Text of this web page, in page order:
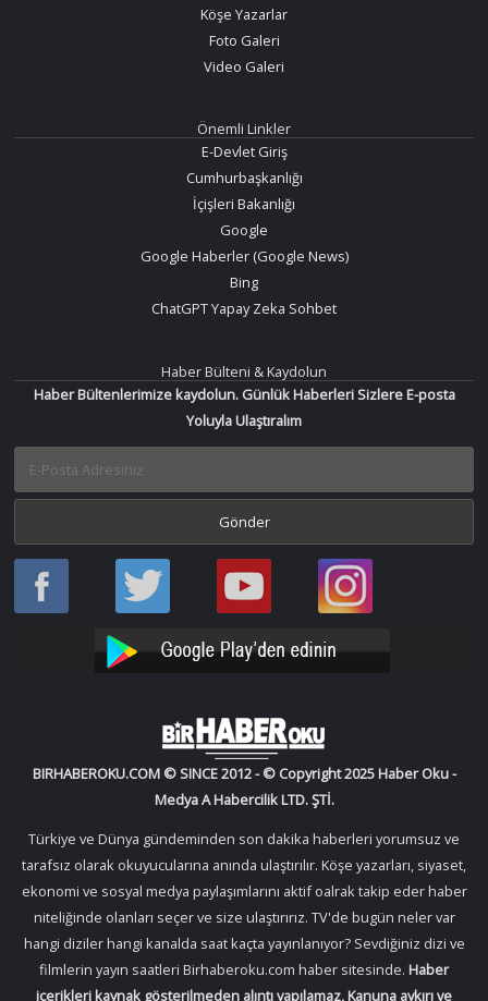
Köşe Yazarlar
Foto Galeri
Video Galeri
Önemli Linkler
E-Devlet Giriş
Cumhurbaşkanlığı
İçişleri Bakanlığı
Google
Google Haberler (Google News)
Bing
ChatGPT Yapay Zeka Sohbet
Haber Bülteni & Kaydolun
Haber Bültenlerimize kaydolun. Günlük Haberleri Sizlere E-posta
Yoluyla Ulaştıralım
Haber
Oku
Haber
Oku
Bir
Haber
YouTube
Bir
Haber
Instagram
BIRHABEROKU.COM © SINCE 2012 - © Copyright 2025 Haber Oku -
Medya A Habercilik LTD. ŞTİ.
Türkiye ve Dünya gündeminden son dakika haberleri yorumsuz ve
tarafsız olarak okuyucularına anında ulaştırılır. Köşe yazarları, siyaset,
ekonomi ve sosyal medya paylaşımlarını aktif oalrak takip eder haber
niteliğinde olanları seçer ve size ulaştırırız. TV'de bugün neler var
hangi diziler hangi kanalda saat kaçta yayınlanıyor? Sevdiğiniz dizi ve
filmlerin yayın saatleri Birhaberoku.com haber sitesinde. Haber
içerikleri kaynak gösterilmeden alıntı yapılamaz, Kanuna aykırı ve